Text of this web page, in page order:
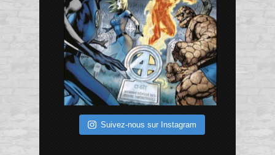
Suivez-nous sur Instagram